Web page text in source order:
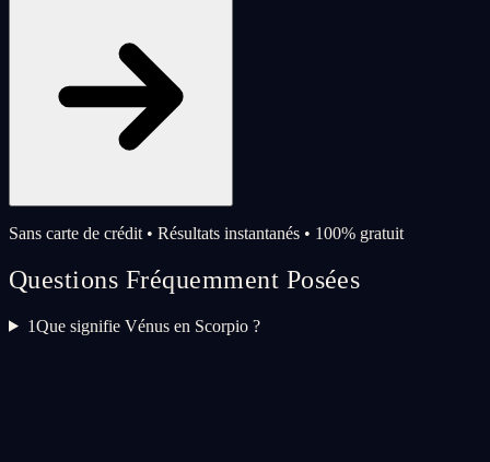
Sans carte de crédit • Résultats instantanés • 100% gratuit
Questions Fréquemment Posées
1Que signifie Vénus en Scorpio ?